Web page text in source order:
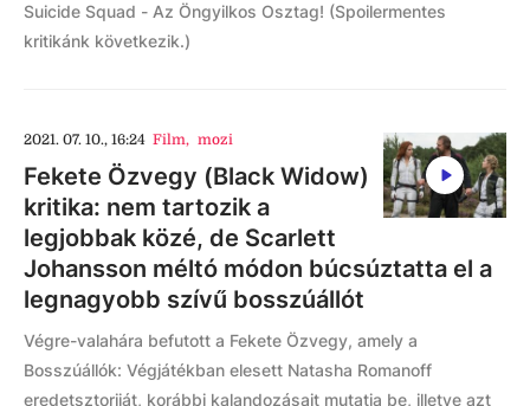
Suicide Squad - Az Öngyilkos Osztag! (Spoilermentes
kritikánk következik.)
2021. 07. 10., 16:24 Film, mozi
Fekete Özvegy (Black Widow)
kritika: nem tartozik a
legjobbak közé, de Scarlett
Johansson méltó módon búcsúztatta el a
legnagyobb szívű bosszúállót
Végre-valahára befutott a Fekete Özvegy, amely a
Bosszúállók: Végjátékban elesett Natasha Romanoff
eredetsztoriját, korábbi kalandozásait mutatja be, illetve azt